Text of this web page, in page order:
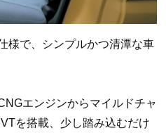
様で、シンプルかつ清潭な車
エンジンからマイルドチャ
を搭載、少し踏み込むだけ